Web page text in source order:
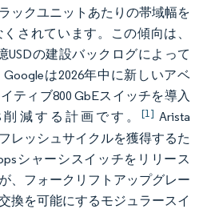
ックユニットあたりの帯域幅を
されています。この傾向は、
USDの建設バックログによって
は2026年中に新しいアベ
ティブ800 GbEスイッチを導入
減する計画です。 [1] Arista
レッシュサイクルを獲得するた
シャーシスイッチをリリース
、フォークリフトアップグレー
換を可能にするモジュラースイ